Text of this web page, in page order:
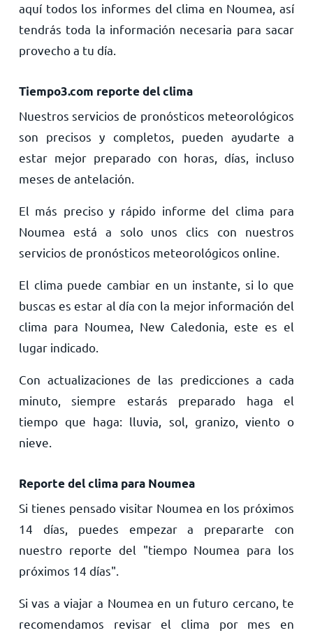
aquí todos los informes del clima en Noumea, así
tendrás toda la información necesaria para sacar
provecho a tu día.
Tiempo3.com reporte del clima
Nuestros servicios de pronósticos meteorológicos
son precisos y completos, pueden ayudarte a
estar mejor preparado con horas, días, incluso
meses de antelación.
El más preciso y rápido informe del clima para
Noumea está a solo unos clics con nuestros
servicios de pronósticos meteorológicos online.
El clima puede cambiar en un instante, si lo que
buscas es estar al día con la mejor información del
clima para Noumea, New Caledonia, este es el
lugar indicado.
Con actualizaciones de las predicciones a cada
minuto, siempre estarás preparado haga el
tiempo que haga: lluvia, sol, granizo, viento o
nieve.
Reporte del clima para Noumea
Si tienes pensado visitar Noumea en los próximos
14 días, puedes empezar a prepararte con
nuestro reporte del "tiempo Noumea para los
próximos 14 días".
Si vas a viajar a Noumea en un futuro cercano, te
recomendamos revisar el clima por mes en